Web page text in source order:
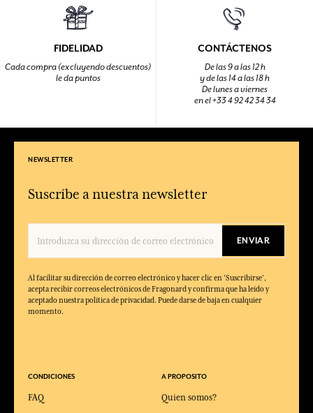
FIDELIDAD
Cada compra (excluyendo descuentos)
le da puntos
CONTÁCTENOS
De las 9 a las 12 h
y de las 14 a las 18 h
De lunes a viernes
en el +33 4 92 42 34 34
NEWSLETTER
Suscríbe a nuestra newsletter
ENVIAR
Al facilitar su dirección de correo electrónico y hacer clic en 'Suscribirse',
acepta recibir correos electrónicos de Fragonard y confirma que ha leído y
aceptado nuestra política de privacidad. Puede darse de baja en cualquier
momento.
CONDICIONES
FAQ
A PROPOSITO
Quien somos?